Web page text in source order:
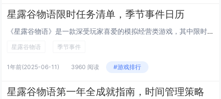
星露谷物语限时任务清单，季节事件日历
《星露谷物语》是一款深受玩家喜爱的模拟经营类游戏，其中限时任务和季节事件是游戏的重要组成部分。游戏中，春季可以参与彩蛋节、钓鱼竞赛；夏季有烟火表演、露营活动；秋季则有丰收祭典等独特事件。冬季也有相应的节日庆典与特殊任务等待完成。合理规划时间...
星露谷物语 季节事件
1年前(2025-06-11) 3960 阅读 #游戏排行
星露谷物语第一年全成就指南，时间管理策略